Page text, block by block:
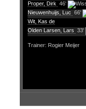
Proper, Dirk 46'
Nieuwenhuijs, Luc 66'
Wit, Kas de
Olden Larsen, Lars 33'
Trainer: Rogier Meijer